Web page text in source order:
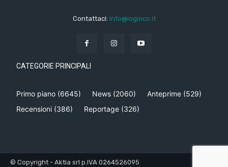
Contattaci: info@iogioco.it
CATEGORIE PRINCIPALI
Primo piano (6645) News (2060) Anteprime (529)
Recensioni (386) Reportage (326)
© Copyright - Aktia srl p.IVA 0264526095